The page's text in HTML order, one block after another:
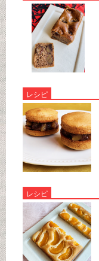
レシピ
レシピ